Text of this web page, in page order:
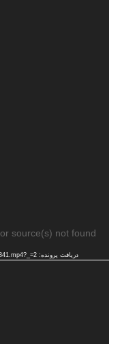
نمایشگر
source(s) not found
دریافت پرونده: https://dragon-shop.ir/wp-content/uploads/2021/11/IMG_9341.mp4?_=2